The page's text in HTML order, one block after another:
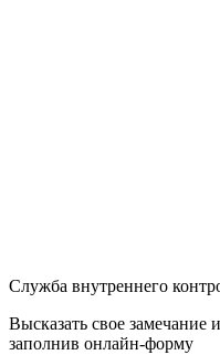
Служба внутреннего
Высказать свое
заполнив онлайн-форму